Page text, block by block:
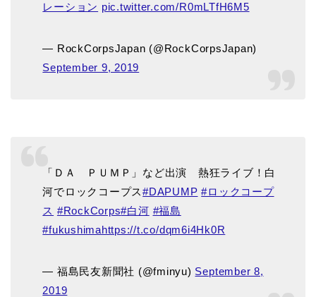
レーション pic.twitter.com/R0mLTfH6M5
— RockCorpsJapan (@RockCorpsJapan)
September 9, 2019
「ＤＡ ＰＵＭＰ」など出演 熱狂ライブ！白
河でロックコープス#DAPUMP #ロックコープ
ス #RockCorps#白河 #福島
#fukushimahttps://t.co/dqm6i4Hk0R
— 福島民友新聞社 (@fminyu) September 8,
2019